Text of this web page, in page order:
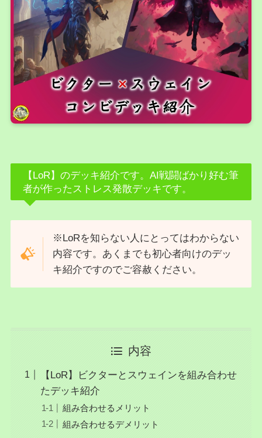
【LoR】のデッキ紹介です。AI戦闘ばかり好む筆
者が作ったストレス発散デッキです。
※LoRを知らない人にとってはわからない
内容です。あくまでも初心者向けのデッ
キ紹介ですのでご容赦ください。
内容
【LoR】ビクターとスウェインを組み合わせ
たデッキ紹介
組み合わせるメリット
組み合わせるデメリット